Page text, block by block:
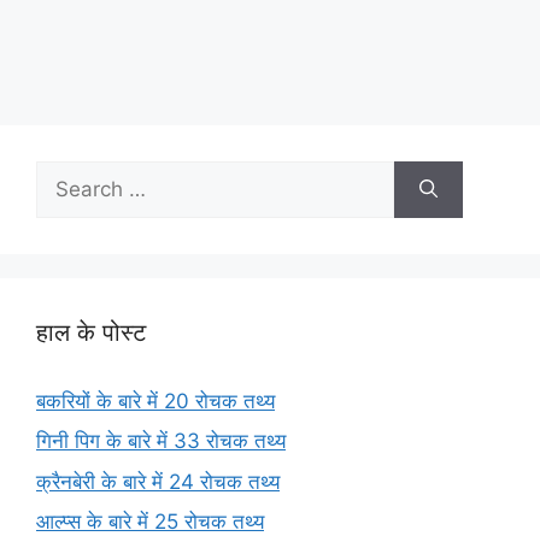
for:
हाल के पोस्ट
बकरियों के बारे में 20 रोचक तथ्य
गिनी पिग के बारे में 33 रोचक तथ्य
क्रैनबेरी के बारे में 24 रोचक तथ्य
आल्प्स के बारे में 25 रोचक तथ्य